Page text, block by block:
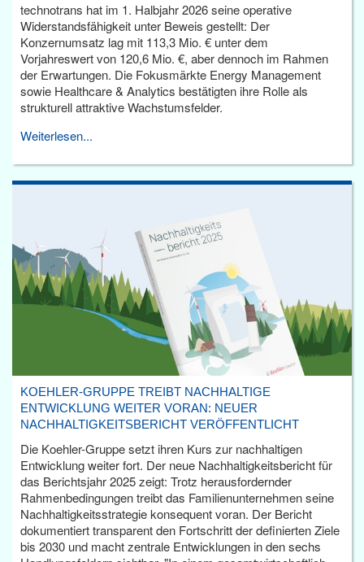
technotrans hat im 1. Halbjahr 2026 seine operative
Widerstandsfähigkeit unter Beweis gestellt: Der
Konzernumsatz lag mit 113,3 Mio. € unter dem
Vorjahreswert von 120,6 Mio. €, aber dennoch im Rahmen
der Erwartungen. Die Fokusmärkte Energy Management
sowie Healthcare & Analytics bestätigten ihre Rolle als
strukturell attraktive Wachstumsfelder.
Weiterlesen...
KOEHLER-GRUPPE TREIBT NACHHALTIGE
ENTWICKLUNG WEITER VORAN: NEUER
NACHHALTIGKEITSBERICHT VERÖFFENTLICHT
Die Koehler-Gruppe setzt ihren Kurs zur nachhaltigen
Entwicklung weiter fort. Der neue Nachhaltigkeitsbericht für
das Berichtsjahr 2025 zeigt: Trotz herausfordernder
Rahmenbedingungen treibt das Familienunternehmen seine
Nachhaltigkeitsstrategie konsequent voran. Der Bericht
dokumentiert transparent den Fortschritt der definierten Ziele
bis 2030 und macht zentrale Entwicklungen in den sechs